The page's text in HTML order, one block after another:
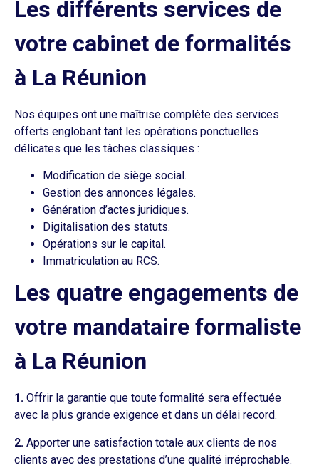
Les différents services de
votre cabinet de formalités
à La Réunion
Nos équipes ont une maîtrise complète des services
offerts englobant tant les opérations ponctuelles
délicates que les tâches classiques :
Modification de siège social.
Gestion des annonces légales.
Génération d’actes juridiques.
Digitalisation des statuts.
Opérations sur le capital.
Immatriculation au RCS.
Les quatre engagements de
votre mandataire formaliste
à La Réunion
1. Offrir la garantie que toute formalité sera effectuée
avec la plus grande exigence et dans un délai record.
2. Apporter une satisfaction totale aux clients de nos
clients avec des prestations d’une qualité irréprochable.